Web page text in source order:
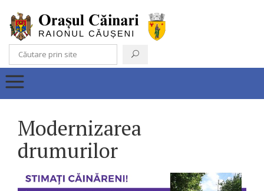
Modernizarea
drumurilor